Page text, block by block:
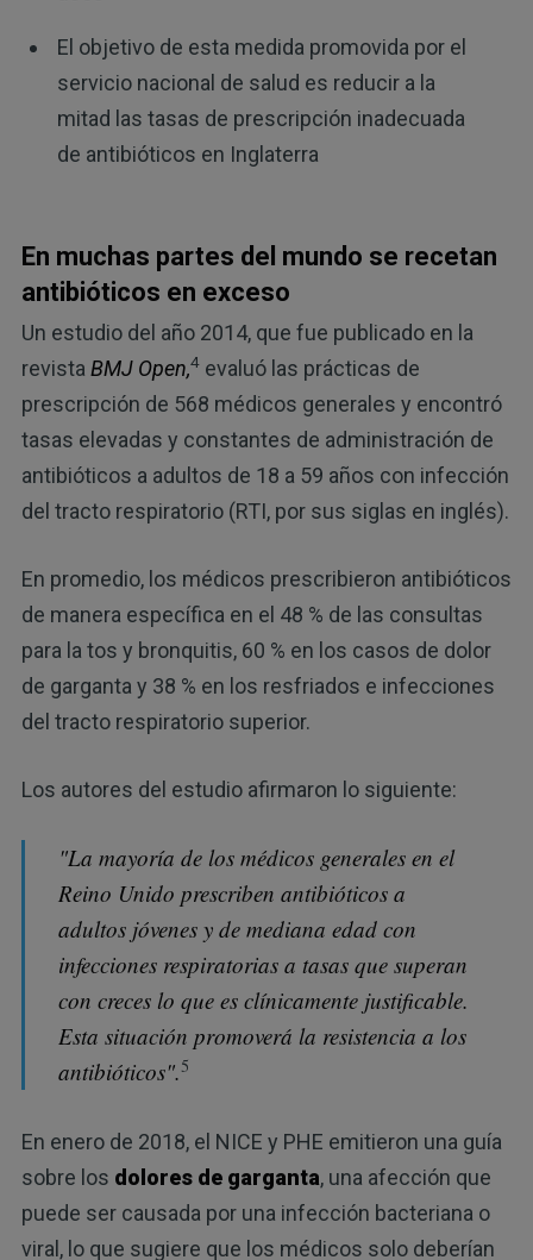
El objetivo de esta medida promovida por el
servicio nacional de salud es reducir a la
mitad las tasas de prescripción inadecuada
de antibióticos en Inglaterra
En muchas partes del mundo se recetan
antibióticos en exceso
Un estudio del año 2014, que fue publicado en la
revista BMJ Open,4evaluó las prácticas de
prescripción de 568 médicos generales y encontró
tasas elevadas y constantes de administración de
antibióticos a adultos de 18 a 59 años con infección
del tracto respiratorio (RTI, por sus siglas en inglés).
En promedio, los médicos prescribieron antibióticos
de manera específica en el 48 % de las consultas
para la tos y bronquitis, 60 % en los casos de dolor
de garganta y 38 % en los resfriados e infecciones
del tracto respiratorio superior.
Los autores del estudio afirmaron lo siguiente:
"La mayoría de los médicos generales en el
Reino Unido prescriben antibióticos a
adultos jóvenes y de mediana edad con
infecciones respiratorias a tasas que superan
con creces lo que es clínicamente justificable.
Esta situación promoverá la resistencia a los
antibióticos".5
En enero de 2018, el NICE y PHE emitieron una guía
sobre los dolores de garganta, una afección que
puede ser causada por una infección bacteriana o
viral, lo que sugiere que los médicos solo deberían